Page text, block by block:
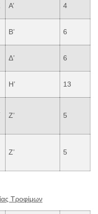
Α’ 4
Β’ 6
Δ’ 6
Η’ 13
Ζ’ 5
Ζ’ 5
Τροφίμων